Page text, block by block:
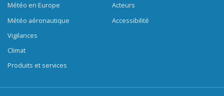
Météo en Europe
Météo aéronautique
Vigilances
Climat
Produits et services
Acteurs
Accessibilité